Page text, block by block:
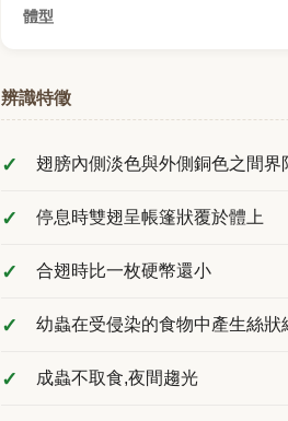
體型
辨識特徵
翅膀內側淡色與外側銅色之間界
停息時雙翅呈帳篷狀覆於體上
合翅時比一枚硬幣還小
幼蟲在受侵染的食物中產生絲狀
成蟲不取食,夜間趨光